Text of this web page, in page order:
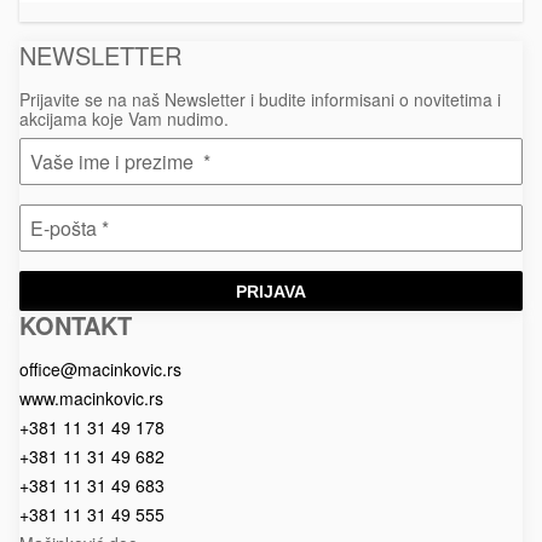
NEWSLETTER
Prijavite se na naš Newsletter i budite informisani o novitetima i
akcijama koje Vam nudimo.
PRIJAVA
Macinkovic
Macinkovic
https://www.macinkovic.rs/wp-
KONTAKT
office@macinkovic.rs
www.macinkovic.rs
+381 11 31 49 178
+381 11 31 49 682
+381 11 31 49 683
+381 11 31 49 555